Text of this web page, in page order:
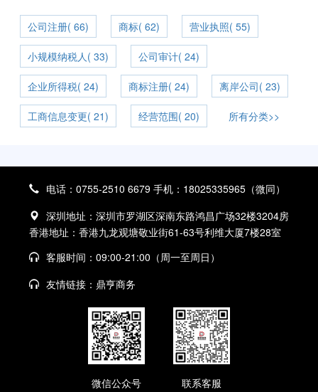
公司注册( 66) 商标( 62) 营业执照( 55)
小规模纳税人( 33) 公司审计( 24)
企业所得税( 24) 商标注册( 24) 离岸公司( 23)
工商信息变更( 21) 经营范围( 20) 所有分类>>
电话：0755-2510 6679 手机：18025335965（微同）
深圳地址：深圳市罗湖区深南东路鸿昌广场32楼3204房
香港地址：香港九龙观塘敬业街61-63号利维大厦7楼28室
客服时间：09:00-21:00（周一至周日）
友情链接： 鼎亨商务
微信公众号 联系客服